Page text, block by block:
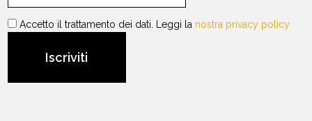
Accetto il trattamento dei dati. Leggi la nostra privacy policy